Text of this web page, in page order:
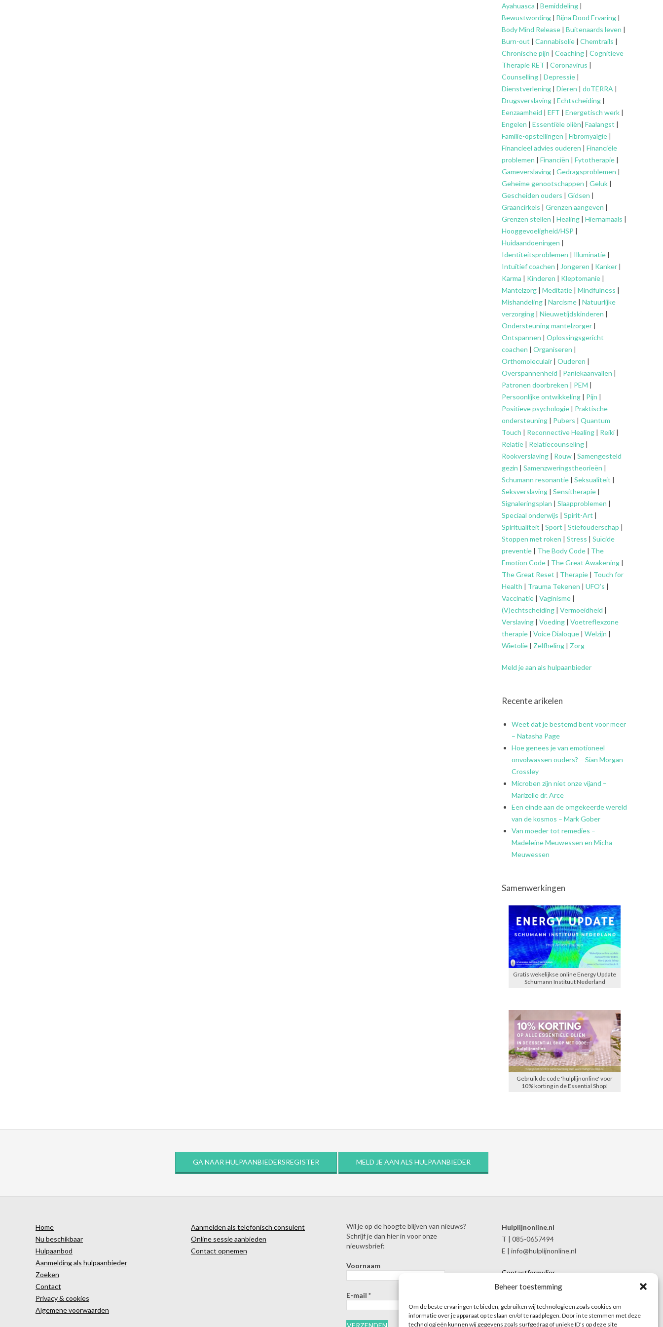
Beheer toestemming
Om de beste ervaringen te bieden, gebruiken wij technologieën zoals cookies om
informatie over je apparaat op te slaan en/of te raadplegen. Door in te stemmen met deze
technologieën kunnen wij gegevens zoals surfgedrag of unieke ID's op deze site
Ayahuasca | Bemiddeling |
Bewustwording | Bijna Dood Ervaring |
Body Mind Release | Buitenaards leven |
Burn-out | Cannabisolie | Chemtrails |
Chronische pijn | Coaching | Cognitieve
Therapie RET | Coronavirus |
Counselling | Depressie |
Dienstverlening | Dieren | doTERRA |
Drugsverslaving | Echtscheiding |
Eenzaamheid | EFT | Energetisch werk |
Engelen | Essentiële oliën| Faalangst |
Familie-opstellingen | Fibromyalgie |
Financieel advies ouderen | Financiële
problemen | Financiën | Fytotherapie |
Gameverslaving | Gedragsproblemen |
Geheime genootschappen | Geluk |
Gescheiden ouders | Gidsen |
Graancirkels | Grenzen aangeven |
Grenzen stellen | Healing | Hiernamaals |
Hooggevoeligheid/HSP |
Huidaandoeningen |
Identiteitsproblemen | Illuminatie |
Intuïtief coachen | Jongeren | Kanker |
Karma | Kinderen | Kleptomanie |
Mantelzorg | Meditatie | Mindfulness |
Mishandeling | Narcisme | Natuurlijke
verzorging | Nieuwetijdskinderen |
Ondersteuningmantelzorger |
Ontspannen | Oplossingsgericht
coachen | Organiseren |
Orthomoleculair | Ouderen |
Overspannenheid | Paniekaanvallen |
Patronen doorbreken | PEM |
Persoonlijke ontwikkeling | Pijn |
Positieve psychologie | Praktische
ondersteuning | Pubers | Quantum
Touch | Reconnective Healing | Reiki |
Relatie | Relatiecounseling |
Rookverslaving | Rouw | Samengesteld
gezin | Samenzweringstheorieën |
Schumann resonantie | Seksualiteit |
Seksverslaving | Sensitherapie |
Signaleringsplan | Slaapproblemen |
Speciaal onderwijs | Spirit-Art |
Spiritualiteit | Sport | Stiefouderschap |
Stoppen met roken | Stress | Suïcide
preventie | The Body Code | The
Emotion Code | The Great Awakening |
The Great Reset | Therapie | Touch for
Health | Trauma Tekenen | UFO’s |
Vaccinatie | Vaginisme |
(V)echtscheiding | Vermoeidheid |
Verslaving | Voeding | Voetreflexzone
therapie | Voice Dialoque | Welzijn |
Wietolie | Zelfheling | Zorg
Meld je aan als hulpaanbieder
Recente arikelen
Weet dat je bestemd bent voor meer
– Natasha Page
Hoe genees je van emotioneel
onvolwassen ouders? – Sian Morgan-
Crossley
Microben zijn niet onze vijand –
Marizelle dr. Arce
Een einde aan de omgekeerde wereld
van de kosmos – Mark Gober
Van moeder tot remedies –
Madeleine Meuwessen en Micha
Meuwessen
Samenwerkingen
Gratis wekelijkse online Energy Update
Schumann Instituut Nederland
Gebruik de code 'hulplijnonline' voor
10% korting in de Essential Shop!
GA NAAR HULPAANBIEDERSREGISTER MELD JE AAN ALS HULPAANBIEDER
Home
Nu beschikbaar
Hulpaanbod
Aanmelding als hulpaanbieder
Zoeken
Contact
Privacy & cookies
Algemene voorwaarden
Aanmelden als telefonisch consulent
Online sessie aanbieden
Contact opnemen
Wil je op de hoogte blijven van nieuws?
Schrijf je dan hier in voor onze
nieuwsbrief:
Voornaam
E-mail *
Hulplijnonline.nl
T | 085-0657494
E | info@hulplijnonline.nl
Contactformulier
Over Hulplijnonline.nl